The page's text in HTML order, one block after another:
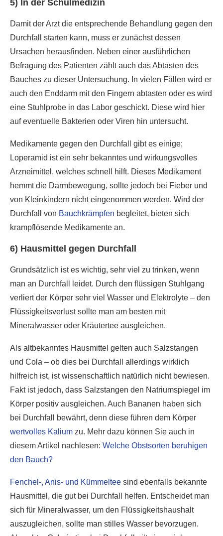
5) In der Schulmedizin
Damit der Arzt die entsprechende Behandlung gegen den
Durchfall starten kann, muss er zunächst dessen
Ursachen herausfinden. Neben einer ausführlichen
Befragung des Patienten zählt auch das Abtasten des
Bauches zu dieser Untersuchung. In vielen Fällen wird er
auch den Enddarm mit den Fingern abtasten oder es wird
eine Stuhlprobe in das Labor geschickt. Diese wird hier
auf eventuelle Bakterien oder Viren hin untersucht.
Medikamente gegen den Durchfall gibt es einige;
Loperamid ist ein sehr bekanntes und wirkungsvolles
Arzneimittel, welches schnell hilft. Dieses Medikament
hemmt die Darmbewegung, sollte jedoch bei Fieber und
von Kleinkindern nicht eingenommen werden. Wird der
Durchfall von Bauchkrämpfen begleitet, bieten sich
krampflösende Medikamente an.
6) Hausmittel gegen Durchfall
Grundsätzlich ist es wichtig, sehr viel zu trinken, wenn
man an Durchfall leidet. Durch den flüssigen Stuhlgang
verliert der Körper sehr viel Wasser und Elektrolyte – den
Flüssigkeitsverlust sollte man am besten mit
Mineralwasser oder Kräutertee ausgleichen.
Als altbekanntes Hausmittel gelten auch Salzstangen
und Cola – ob dies bei Durchfall allerdings wirklich
hilfreich ist, ist wissenschaftlich natürlich nicht bewiesen.
Fakt ist jedoch, dass Salzstangen den Natriumspiegel im
Körper positiv ausgleichen. Auch Bananen haben sich
bei Durchfall bewährt, denn diese führen dem Körper
wertvolles Kalium zu. Mehr dazu können Sie auch in
diesem Artikel nachlesen: Welche Obstsorten beruhigen
den Bauch?
Fenchel-, Anis- und Kümmeltee sind ebenfalls bekannte
Hausmittel, die gut bei Durchfall helfen. Entscheidet man
sich für Mineralwasser, um den Flüssigkeitshaushalt
auszugleichen, sollte man stilles Wasser bevorzugen.